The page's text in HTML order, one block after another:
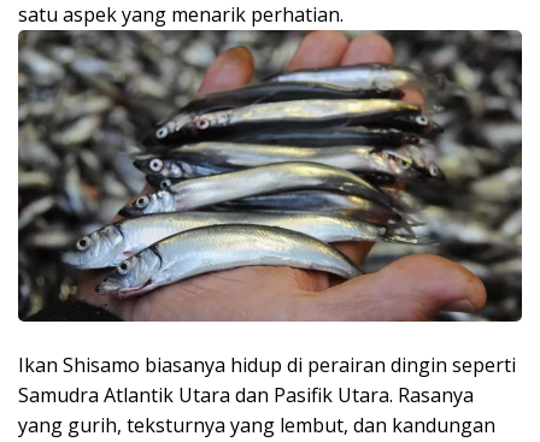
satu aspek yang menarik perhatian.
Ikan Shisamo biasanya hidup di perairan dingin seperti
Samudra Atlantik Utara dan Pasifik Utara. Rasanya
yang gurih, teksturnya yang lembut, dan kandungan